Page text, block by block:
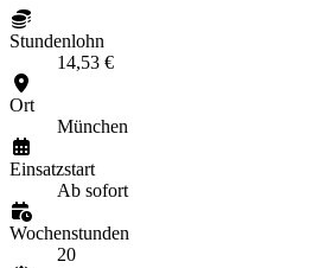
Stundenlohn
14,53 €
Ort
München
Einsatzstart
Ab sofort
Wochenstunden
20